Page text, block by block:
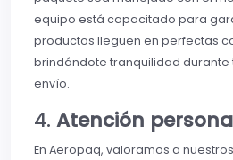
equipo está capacitado para
productos lleguen en perfectas
brindándote tranquilidad
envío.
4. Atención
En Aeropaq, valoramos a